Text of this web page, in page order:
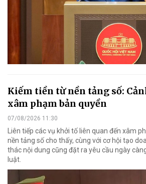
Kiếm tiền từ nền tảng số:
xâm phạm bản quyền
07/08/2026 11:30
Liên tiếp các vụ khởi tố liên quan đến xâm
nền tảng số cho thấy, cùng với cơ hội tạo
thác nội dung cũng đặt ra yêu cầu ngày
luật.